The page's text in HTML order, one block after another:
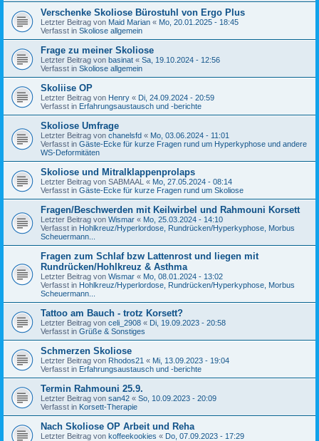
Verschenke Skoliose Bürostuhl von Ergo Plus
Letzter Beitrag von Maid Marian « Mo, 20.01.2025 - 18:45
Verfasst in Skoliose allgemein
Frage zu meiner Skoliose
Letzter Beitrag von basinat « Sa, 19.10.2024 - 12:56
Verfasst in Skoliose allgemein
Skoliise OP
Letzter Beitrag von Henry « Di, 24.09.2024 - 20:59
Verfasst in Erfahrungsaustausch und -berichte
Skoliose Umfrage
Letzter Beitrag von chanelsfd « Mo, 03.06.2024 - 11:01
Verfasst in Gäste-Ecke für kurze Fragen rund um Hyperkyphose und andere
WS-Deformitäten
Skoliose und Mitralklappenprolaps
Letzter Beitrag von SABMAAL « Mo, 27.05.2024 - 08:14
Verfasst in Gäste-Ecke für kurze Fragen rund um Skoliose
Fragen/Beschwerden mit Keilwirbel und Rahmouni Korsett
Letzter Beitrag von Wismar « Mo, 25.03.2024 - 14:10
Verfasst in Hohlkreuz/Hyperlordose, Rundrücken/Hyperkyphose, Morbus
Scheuermann...
Fragen zum Schlaf bzw Lattenrost und liegen mit
Rundrücken/Hohlkreuz & Asthma
Letzter Beitrag von Wismar « Mo, 08.01.2024 - 13:02
Verfasst in Hohlkreuz/Hyperlordose, Rundrücken/Hyperkyphose, Morbus
Scheuermann...
Tattoo am Bauch - trotz Korsett?
Letzter Beitrag von celi_2908 « Di, 19.09.2023 - 20:58
Verfasst in Grüße & Sonstiges
Schmerzen Skoliose
Letzter Beitrag von Rhodos21 « Mi, 13.09.2023 - 19:04
Verfasst in Erfahrungsaustausch und -berichte
Termin Rahmouni 25.9.
Letzter Beitrag von san42 « So, 10.09.2023 - 20:09
Verfasst in Korsett-Therapie
Nach Skoliose OP Arbeit und Reha
Letzter Beitrag von koffeekookies « Do, 07.09.2023 - 17:29